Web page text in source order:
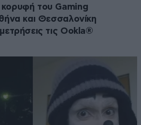
του Gaming
και Θεσσαλονίκη
τις Ookla®